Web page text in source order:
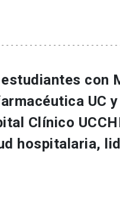
con
UC
Clínico
hospitalaria,